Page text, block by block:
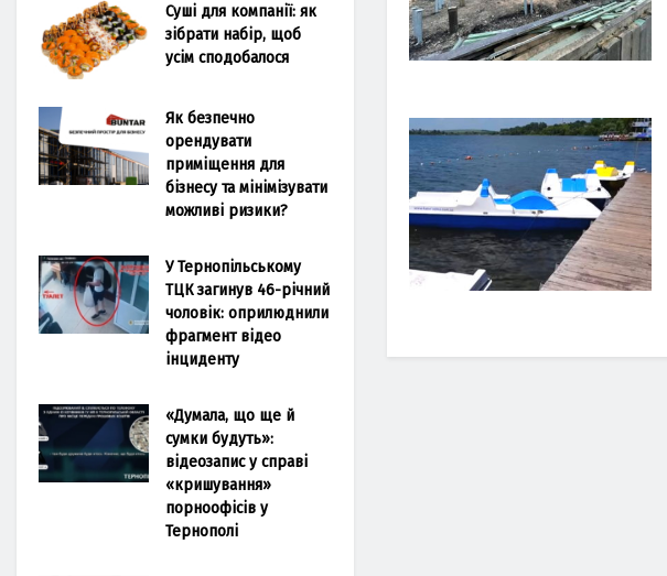
Суші для компанії: як
зібрати набір, щоб
усім сподобалося
Як безпечно
орендувати
приміщення для
бізнесу та мінімізувати
можливі ризики?
У Тернопільському
ТЦК загинув 46-річний
чоловік: оприлюднили
фрагмент відео
інциденту
«Думала, що ще й
сумки будуть»:
відеозапис у справі
«кришування»
порноофісів у
Тернополі